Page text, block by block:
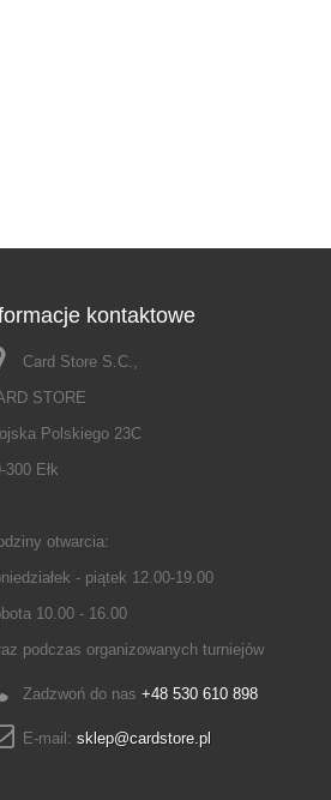
kontaktowe
Card Store S.C.,
STORE
Polskiego 23C
300 Ełk
otwarcia:
- piątek 12.00-19.00
10.00 - 16.00
podczas organizowanych turniejów
Zadzwoń do nas +48 530 610 898
E-mail: sklep@cardstore.pl